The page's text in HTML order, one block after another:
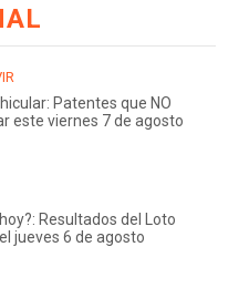
Patentes que NO
este viernes 7 de agosto
Resultados del Loto
jueves 6 de agosto